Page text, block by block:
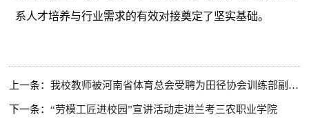
系人才培养与行业需求的有效对接奠定了坚实基础。
上一条：我校教师被河南省体育总会受聘为田径协会训练部副主任​
下一条：“劳模工匠进校园”宣讲活动走进兰考三农职业学院